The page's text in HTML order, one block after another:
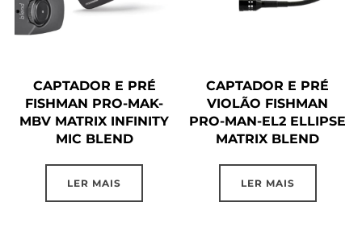
CAPTADOR E PRÉ
FISHMAN PRO-MAK-
MBV MATRIX INFINITY
MIC BLEND
LER MAIS
CAPTADOR E PRÉ
VIOLÃO FISHMAN
PRO-MAN-EL2 ELLIPSE
MATRIX BLEND
LER MAIS